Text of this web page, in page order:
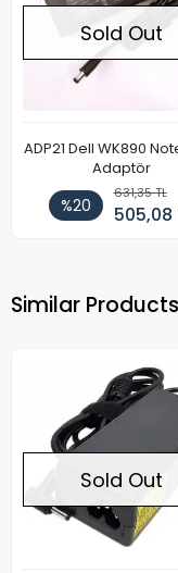
Sold Out
ADP21 Dell WK890
Adaptör
%20
631,35 TL
505,08
Similar Products
Sold Out